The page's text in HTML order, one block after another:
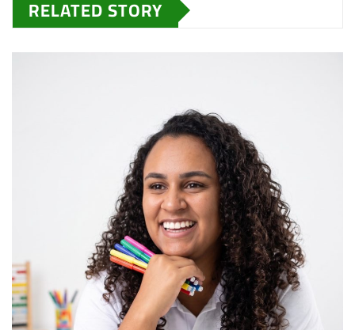
RELATED STORY